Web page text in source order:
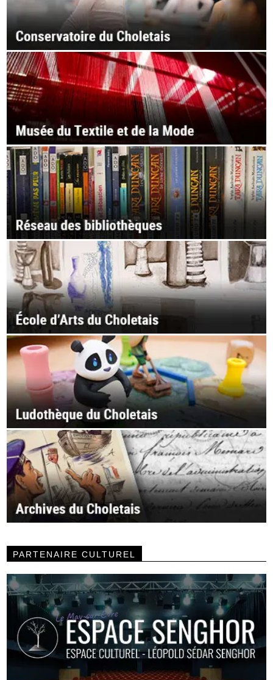
PARTENAIRE CULTUREL